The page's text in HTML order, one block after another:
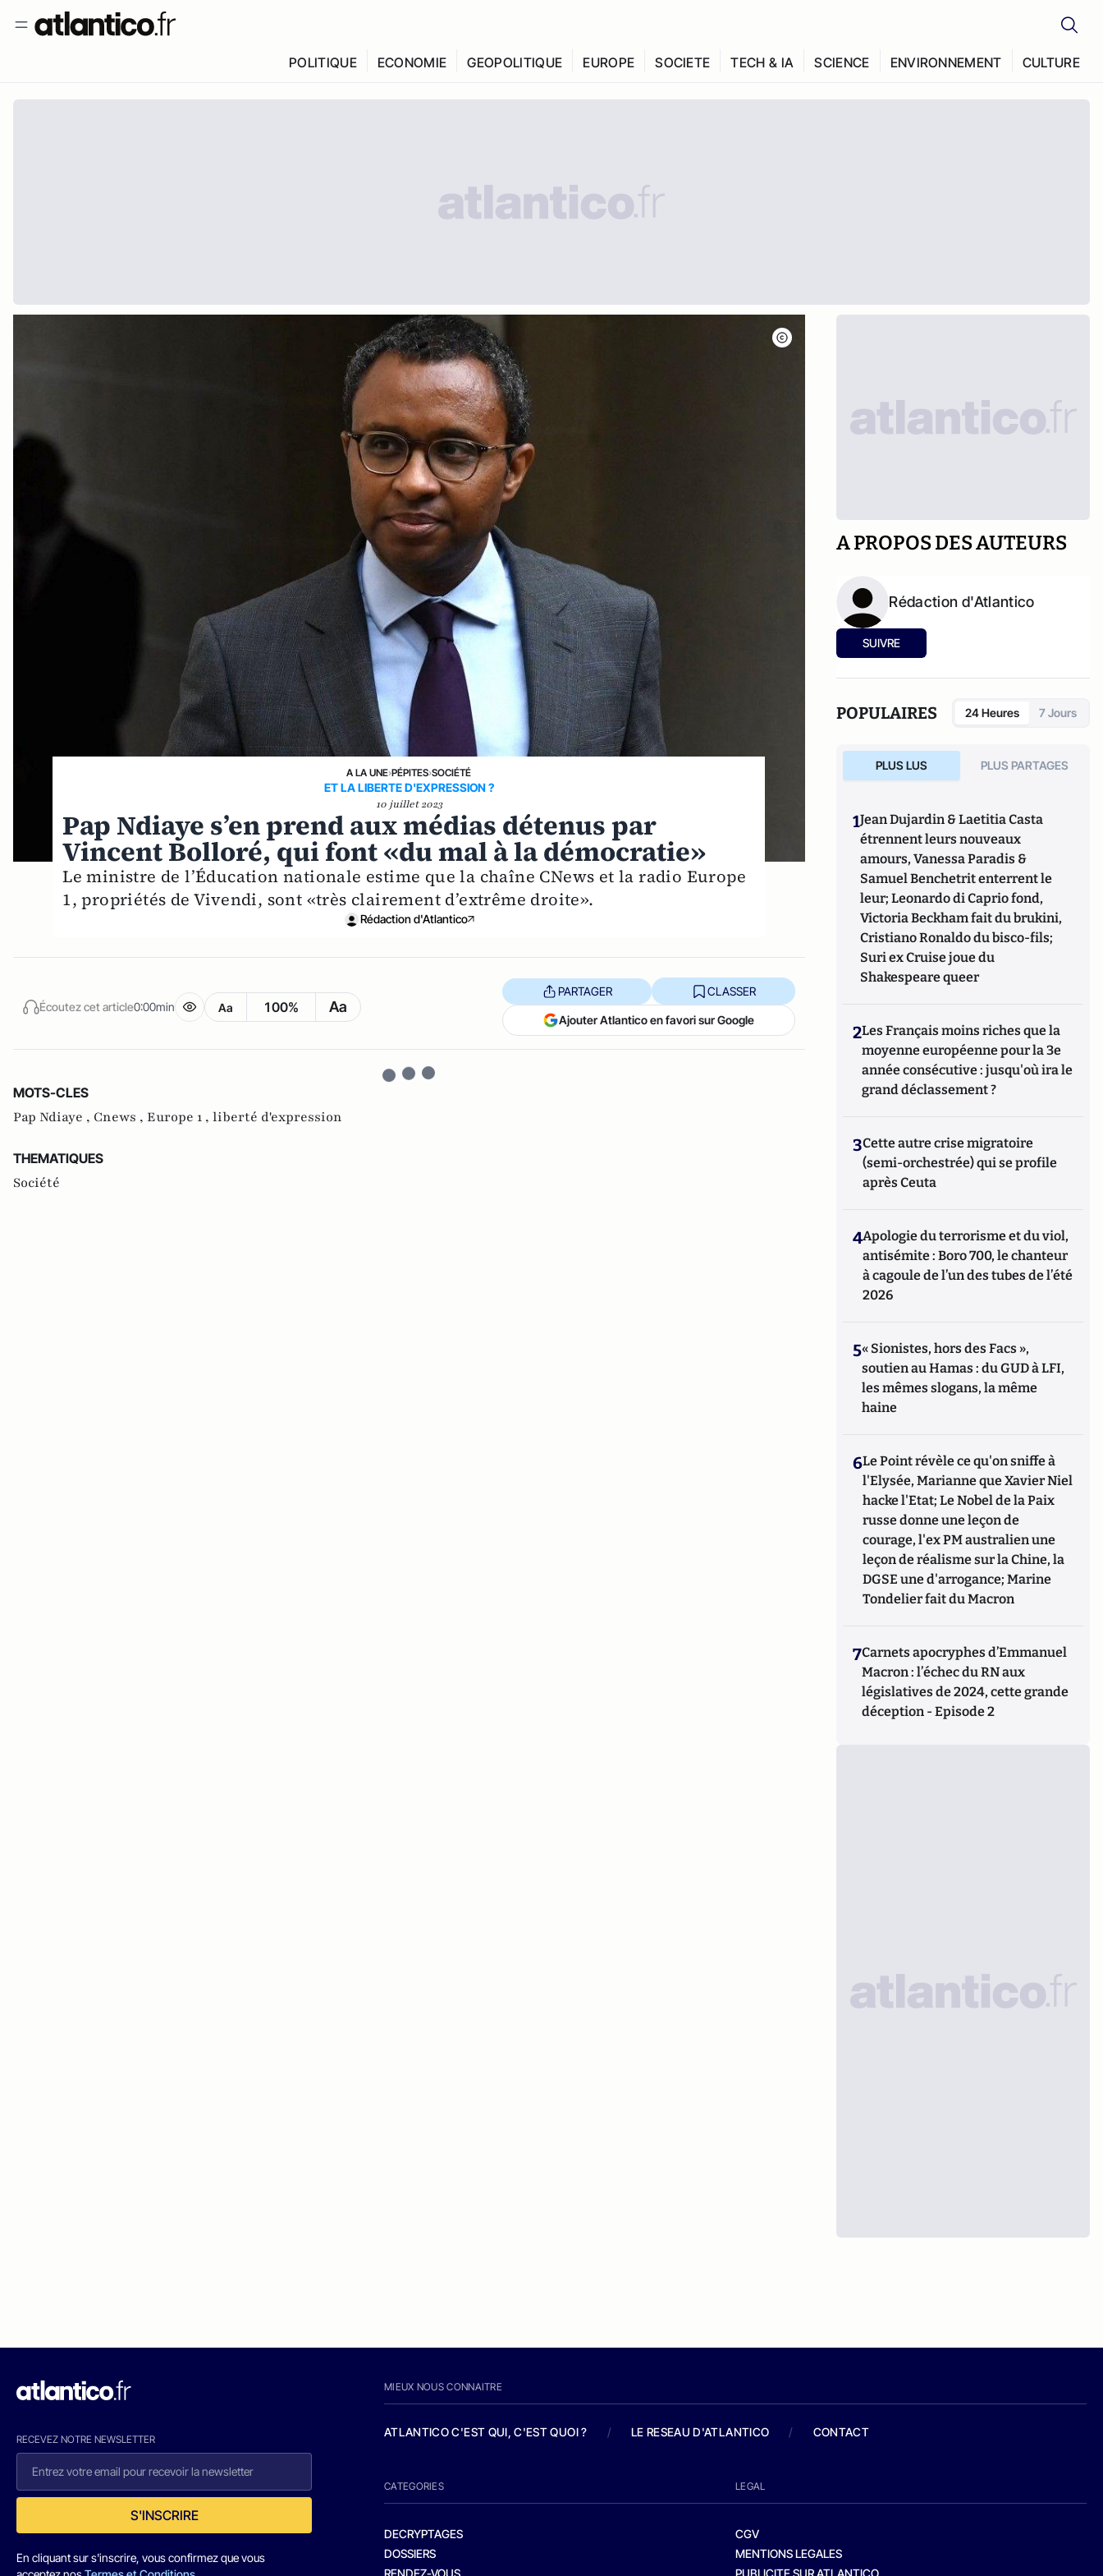
POLITIQUE ECONOMIE GEOPOLITIQUE EUROPE SOCIETE TECH & IA SCIENCE ENVIRONNEMENT CULTURE
A LA UNE›PÉPITES›SOCIÉTÉ
ET LA LIBERTE D'EXPRESSION ?
10 juillet 2023
Pap Ndiaye s’en prend aux médias détenus par
Vincent Bolloré, qui font «du mal à la démocratie»
Le ministre de l’Éducation nationale estime que la chaîne CNews et la radio Europe
1, propriétés de Vivendi, sont «très clairement d’extrême droite».
Rédaction d'Atlantico
Écoutez cet article0:00min Aa 100% Aa
PARTAGER CLASSER
Ajouter Atlantico en favori sur Google
MOTS-CLES
Pap Ndiaye , Cnews , Europe 1 , liberté d'expression
THEMATIQUES
Société
A PROPOS DES AUTEURS
Rédaction d'Atlantico
SUIVRE
POPULAIRES 24 Heures 7 Jours
PLUS LUS PLUS PARTAGES
1Jean Dujardin & Laetitia Casta
étrennent leurs nouveaux
amours, Vanessa Paradis &
Samuel Benchetrit enterrent le
leur; Leonardo di Caprio fond,
Victoria Beckham fait du brukini,
Cristiano Ronaldo du bisco-fils;
Suri ex Cruise joue du
Shakespeare queer
2Les Français moins riches que la
moyenne européenne pour la 3e
année consécutive : jusqu'où ira le
grand déclassement ?
3Cette autre crise migratoire
(semi-orchestrée) qui se profile
après Ceuta
4Apologie du terrorisme et du viol,
antisémite : Boro 700, le chanteur
à cagoule de l’un des tubes de l’été
2026
5« Sionistes, hors des Facs »,
soutien au Hamas : du GUD à LFI,
les mêmes slogans, la même
haine
6Le Point révèle ce qu'on sniffe à
l'Elysée, Marianne que Xavier Niel
hacke l'Etat; Le Nobel de la Paix
russe donne une leçon de
courage, l'ex PM australien une
leçon de réalisme sur la Chine, la
DGSE une d'arrogance; Marine
Tondelier fait du Macron
7Carnets apocryphes d’Emmanuel
Macron : l’échec du RN aux
législatives de 2024, cette grande
déception - Episode 2
RECEVEZ NOTRE NEWSLETTER
S'INSCRIRE
En cliquant sur s'inscrire, vous confirmez que vous
MIEUX NOUS CONNAITRE
ATLANTICO C'EST QUI, C'EST QUOI ? / LE RESEAU D'ATLANTICO / CONTACT
CATEGORIES
DECRYPTAGES
DOSSIERS
RENDEZ-VOUS
LEGAL
CGV
MENTIONS LEGALES
PUBLICITE SUR ATLANTICO